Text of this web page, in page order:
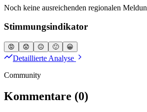
Noch keine ausreichenden regionalen
Stimmungsindikator
😡 😟 😐 🙂 😀
Detaillierte Analyse
Community
Kommentare (0)